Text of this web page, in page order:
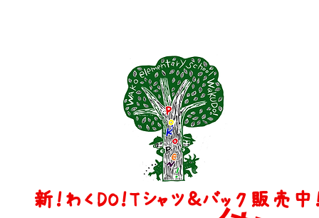
新！わくDO！Tシャツ＆バック販売中